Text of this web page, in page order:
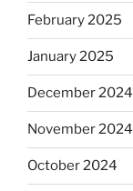
February 2025
January 2025
December 2024
November 2024
October 2024